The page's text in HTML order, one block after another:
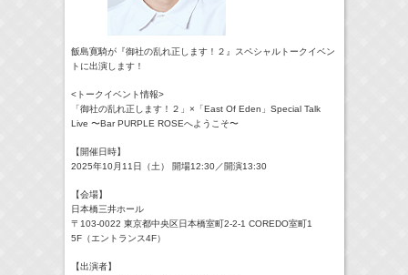
飯島寛騎が『御社の乱れ正します！２』スペシャルトークイベン
トに出演します！
<トークイベント情報>
「御社の乱れ正します！２」×「East Of Eden」Special Talk
Live 〜Bar PURPLE ROSEへようこそ〜
【開催日時】
2025年10月11日（土） 開場12:30／開演13:30
【会場】
日本橋三井ホール
〒103-0022 東京都中央区日本橋室町2-2-1 COREDO室町1
5F（エントランス4F）
【出演者】